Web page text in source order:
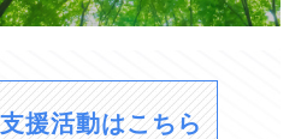
援活動はこちら